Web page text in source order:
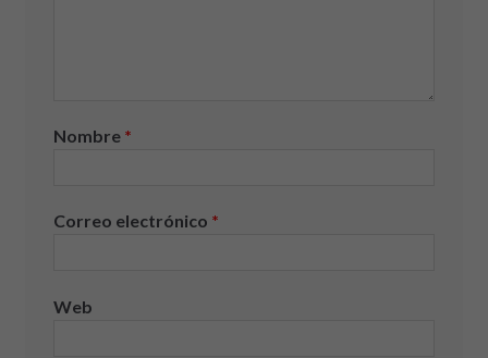
Nombre *
Correo electrónico *
Web